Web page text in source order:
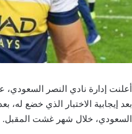
بعد إيجابية الاختبار الذي خضع له،
السعودي، خلال شهر غشت المقبل.